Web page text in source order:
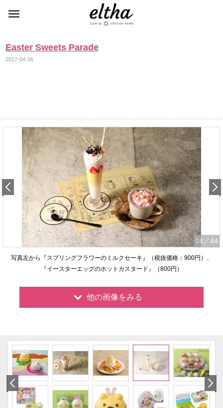
Easter Sweets Parade
2017-04-06
14 ／44
写真左から『スプリングフラワーのミルクセーキ』（税抜価格：900円）、
『イースターエッグのホットカスタード』（800円）
他の画像をみる